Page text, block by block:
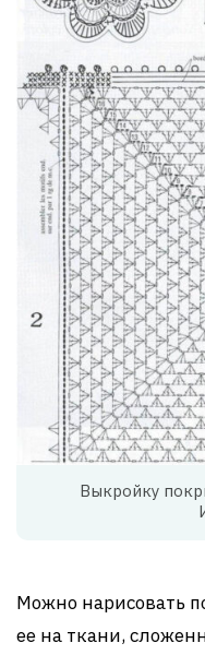
Выкройку
Можно нарисовать
ее на ткани,